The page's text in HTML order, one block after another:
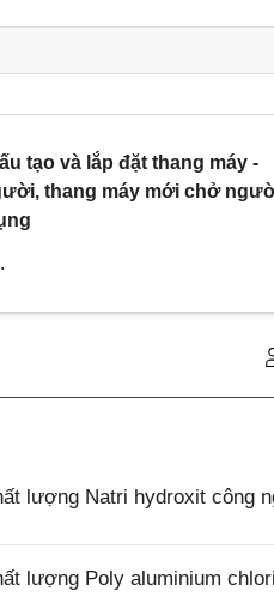
tạo và lắp đặt thang máy -
thang máy mới chở
lượng Natri hydroxit công
lượng Poly aluminium